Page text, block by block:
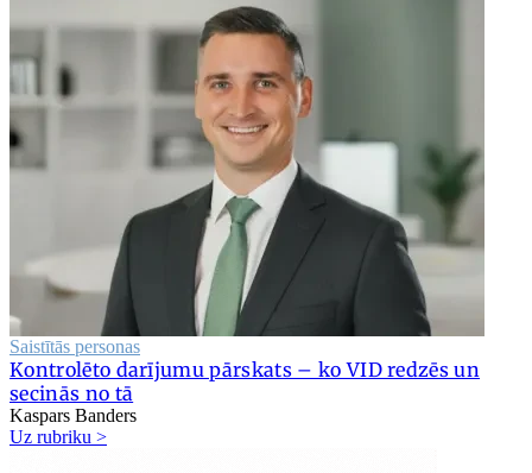
Saistītās personas
Kontrolēto darījumu pārskats – ko VID redzēs un
secinās no tā
Kaspars Banders
Uz rubriku >